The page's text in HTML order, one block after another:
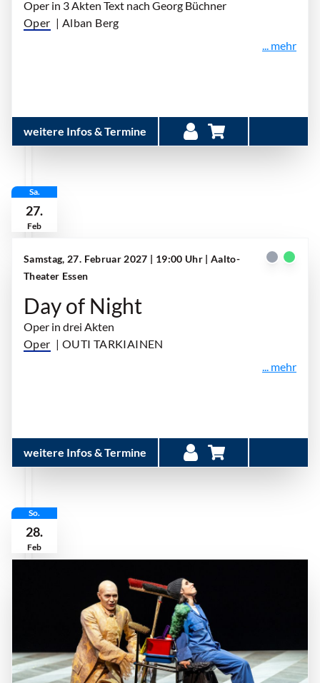
Oper in 3 Akten Text nach Georg Büchner
Oper | Alban Berg
... mehr
weitere Infos & Termine
Sa.
27.
Feb
Samstag, 27. Februar 2027 | 19:00 Uhr | Aalto-
Theater Essen
Day of Night
Oper in drei Akten
Oper | OUTI TARKIAINEN
... mehr
weitere Infos & Termine
So.
28.
Feb